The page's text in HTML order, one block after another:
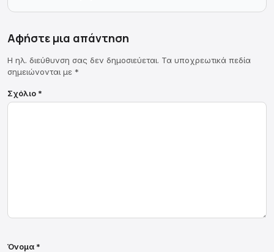
Αφήστε μια απάντηση
Η ηλ. διεύθυνση σας δεν δημοσιεύεται. Τα υποχρεωτικά πεδία
σημειώνονται με *
Σχόλιο *
Όνομα *